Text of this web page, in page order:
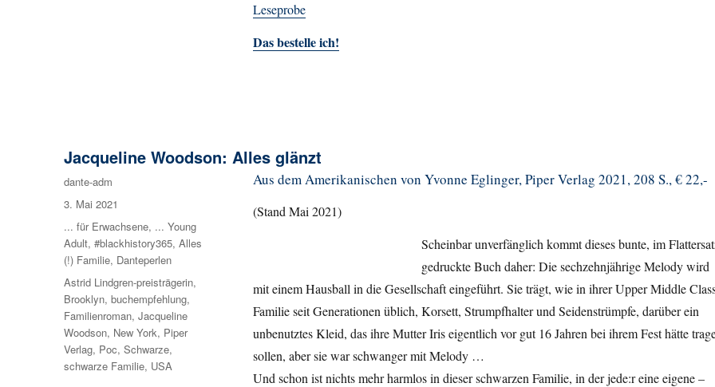
Leseprobe
Das bestelle ich!
Jacqueline Woodson: Alles glänzt
Aus dem Amerikanischen von Yvonne Eglinger, Piper Verlag 2021, 208 S., € 22,-
(Stand Mai 2021)
Scheinbar unverfänglich kommt dieses bunte, im
gedruckte Buch daher: Die sechzehnjährige Melody wird
mit einem Hausball in die Gesellschaft eingeführt. Sie trägt, wie in ihrer Upper Middle
Familie seit Generationen üblich, Korsett, Strumpfhalter und Seidenstrümpfe, darüber ein
unbenutztes Kleid, das ihre Mutter Iris eigentlich vor gut 16 Jahren bei ihrem Fest hätte
sollen, aber sie war schwanger mit Melody …
Und schon ist nichts mehr harmlos in dieser schwarzen Familie, in der jede:r eine eigene –
Autor
dante-adm
Veröffentlicht
am
3. Mai 2021
Kategorien
... für Erwachsene, ... Young
Adult,#blackhistory365,Alles
(!) Familie, Danteperlen
Schlagwörter
Astrid Lindgren-preisträgerin,
Brooklyn,buchempfehlung,
Familienroman,Jacqueline
Woodson, New York, Piper
Verlag, Poc,Schwarze,
schwarze Familie, USA